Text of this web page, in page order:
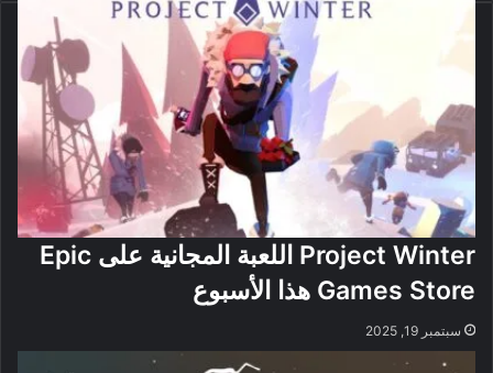
Project Winter اللعبة المجانية على Epic
Games Store هذا الأسبوع
سبتمبر 19, 2025